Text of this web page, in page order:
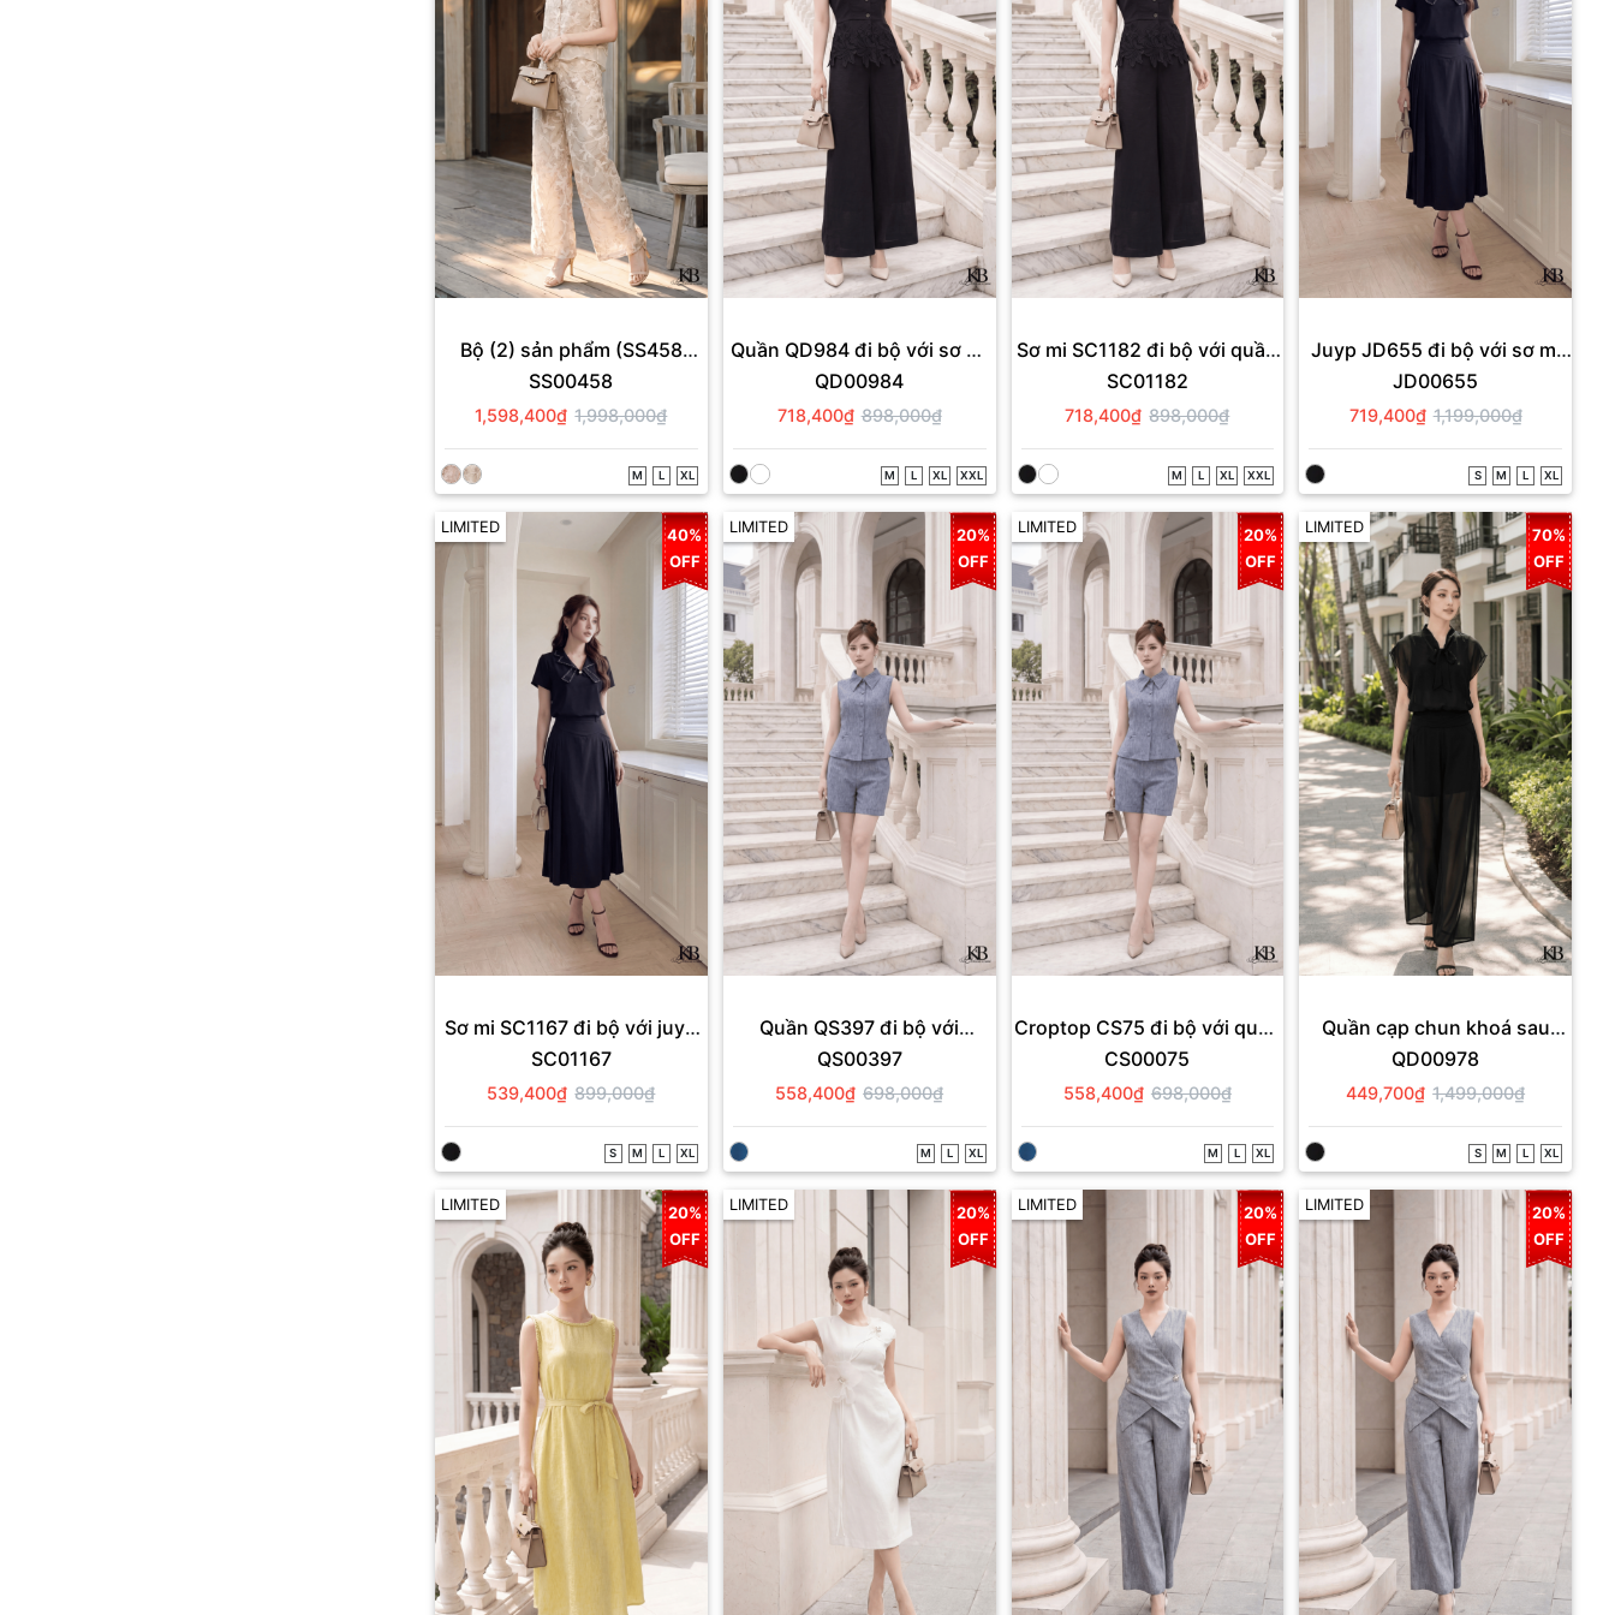
Bộ (2) sản phẩm (SS458
+QD1002).
SS00458
1,598,400₫ 1,998,000₫
M L XL
Quần QD984 đi bộ với sơ mi
SC1182.
QD00984
718,400₫ 898,000₫
M L XL XXL
Sơ mi SC1182 đi bộ với quần
QD984.
SC01182
718,400₫ 898,000₫
M L XL XXL
Juyp JD655 đi bộ với sơ mi
SC1167
JD00655
719,400₫ 1,199,000₫
S M L XL
LIMITED
40%
OFF
Sơ mi SC1167 đi bộ với juyp
JD655
SC01167
539,400₫ 899,000₫
S M L XL
LIMITED
20%
OFF
Quần QS397 đi bộ với
croptop CS75.
QS00397
558,400₫ 698,000₫
M L XL
LIMITED
20%
OFF
Croptop CS75 đi bộ với quần
QS397.
CS00075
558,400₫ 698,000₫
M L XL
LIMITED
70%
OFF
Quần cạp chun khoá sau
dáng rộng
QD00978
449,700₫ 1,499,000₫
S M L XL
LIMITED
20%
OFF
LIMITED
20%
OFF
LIMITED
20%
OFF
LIMITED
20%
OFF